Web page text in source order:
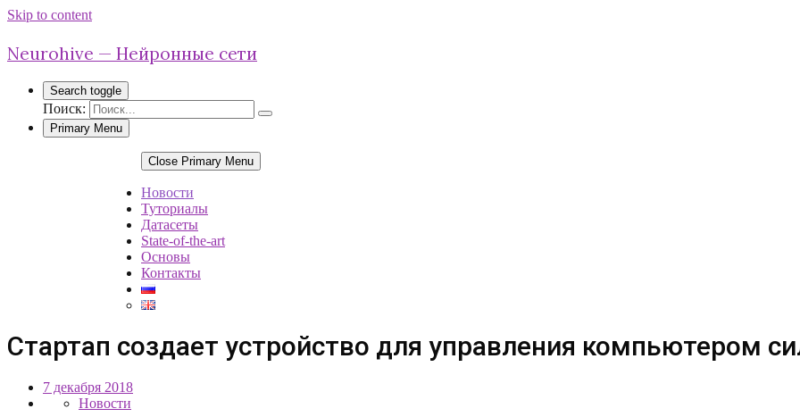
Skip to content
Neurohive — Нейронные сети
Search toggle
Поиск:
Primary Menu
Close Primary Menu
Новости
Туториалы
Датасеты
State-of-the-art
Основы
Контакты
Стартап создает устройство для управления компьютером
7 декабря 2018
Новости